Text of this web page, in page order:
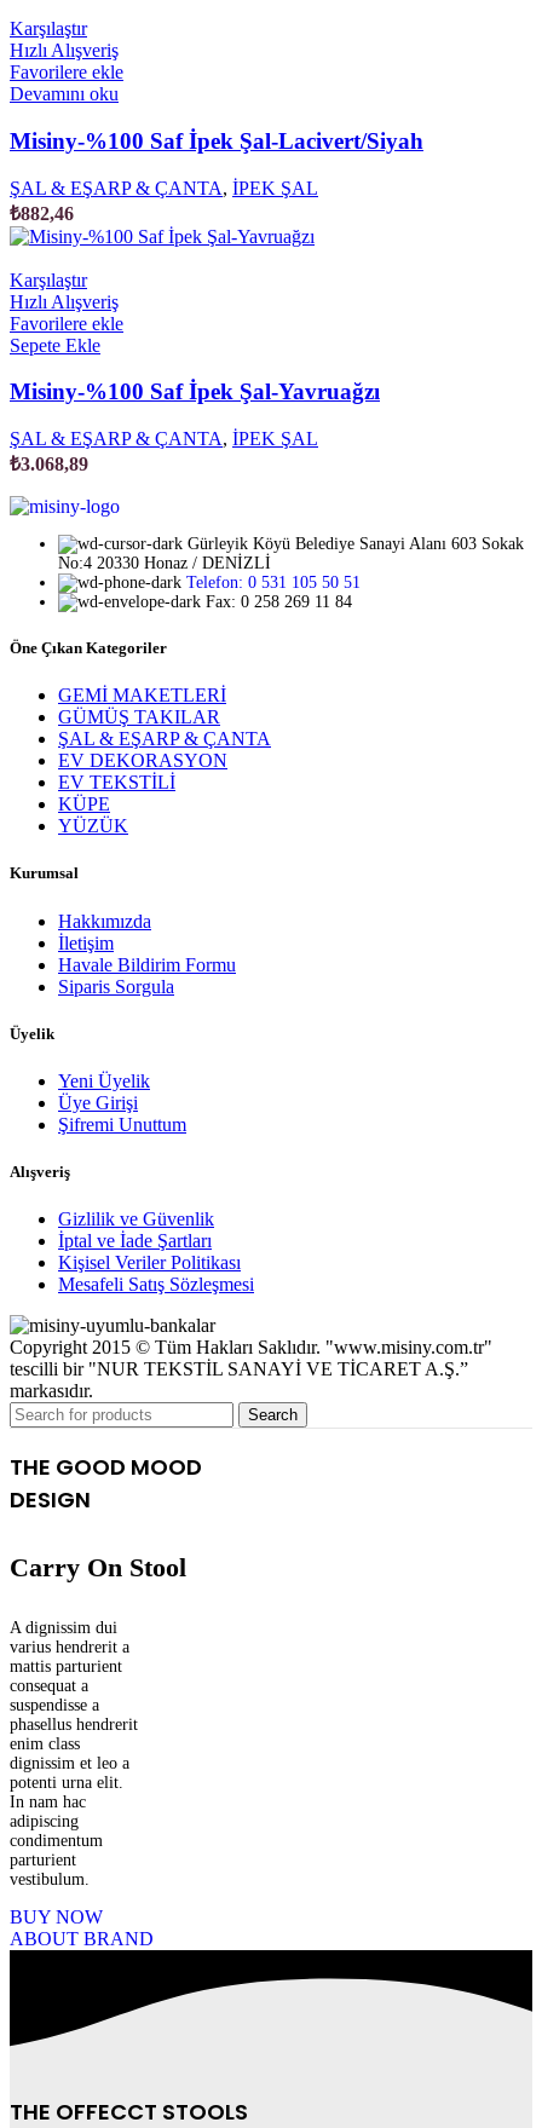
Karşılaştır
Hızlı Alışveriş
Favorilere ekle
Devamını oku
Misiny-%100 Saf İpek Şal-Lacivert/Siyah
ŞAL & EŞARP & ÇANTA, İPEK ŞAL
₺882,46
Karşılaştır
Hızlı Alışveriş
Favorilere ekle
Sepete Ekle
Misiny-%100 Saf İpek Şal-Yavruağzı
ŞAL & EŞARP & ÇANTA, İPEK ŞAL
₺3.068,89
Gürleyik Köyü Belediye Sanayi Alanı 603 Sokak
No:4 20330 Honaz / DENİZLİ
Telefon: 0 531 105 50 51
Fax: 0 258 269 11 84
Öne Çıkan Kategoriler
GEMİ MAKETLERİ
GÜMÜŞ TAKILAR
ŞAL & EŞARP & ÇANTA
EV DEKORASYON
EV TEKSTİLİ
KÜPE
YÜZÜK
Kurumsal
Hakkımızda
İletişim
Havale Bildirim Formu
Siparis Sorgula
Üyelik
Yeni Üyelik
Üye Girişi
Şifremi Unuttum
Alışveriş
Gizlilik ve Güvenlik
İptal ve İade Şartları
Kişisel Veriler Politikası
Mesafeli Satış Sözleşmesi
Copyright 2015 © Tüm Hakları Saklıdır. "www.misiny.com.tr"
tescilli bir "NUR TEKSTİL SANAYİ VE TİCARET A.Ş.”
markasıdır.
Search
THE GOOD MOOD
DESIGN
Carry On Stool
A dignissim dui
varius hendrerit a
mattis parturient
consequat a
suspendisse a
phasellus hendrerit
enim class
dignissim et leo a
potenti urna elit.
In nam hac
adipiscing
condimentum
parturient
vestibulum.
BUY NOW
ABOUT BRAND
THE OFFECCT STOOLS